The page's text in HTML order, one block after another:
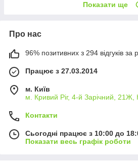
Показати ще
Про нас
96% позитивних з 294 відгуків за
Працює з 27.03.2014
м. Київ
м. Кривий Ріг, 4-й Зарічний, 21Ж,
Контакти
Сьогодні працює з 10:00 до
Показати весь графік роботи